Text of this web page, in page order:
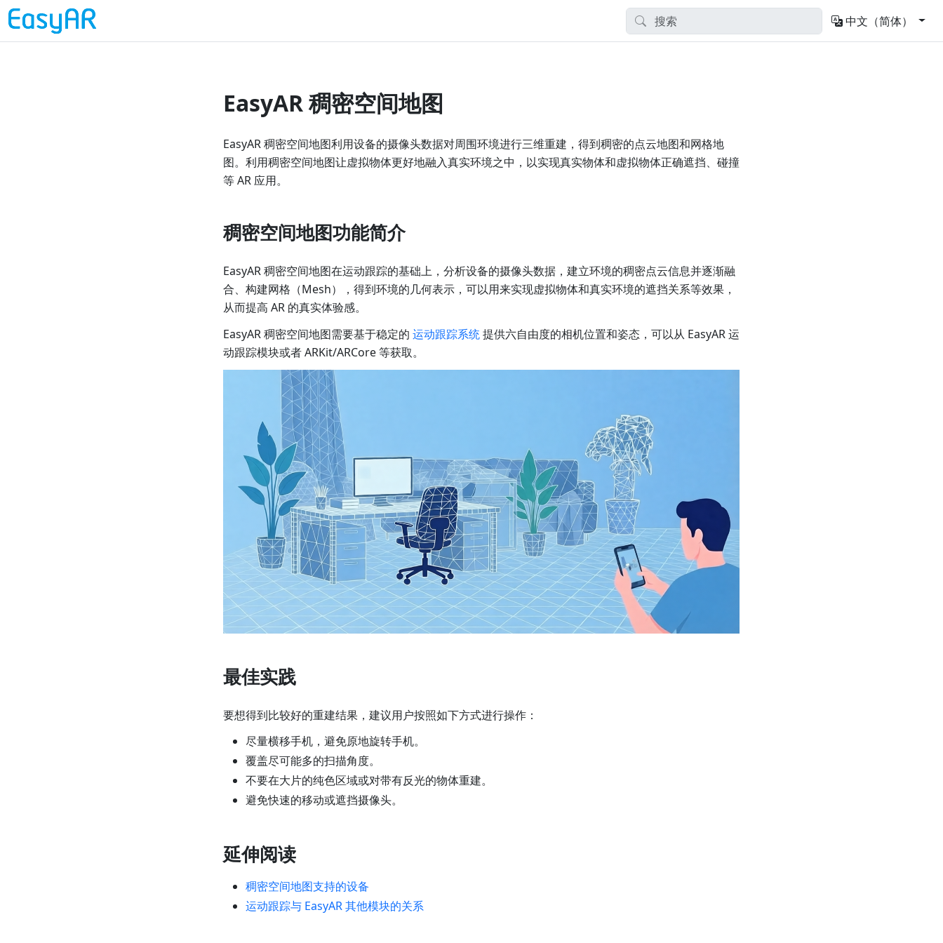
中文（简体）
EasyAR 稠密空间地图
EasyAR 稠密空间地图利用设备的摄像头数据对周围环境进行三维重建，得到稠密的点云地图和网格地
图。利用稠密空间地图让虚拟物体更好地融入真实环境之中，以实现真实物体和虚拟物体正确遮挡、碰撞
等 AR 应用。
稠密空间地图功能简介
EasyAR 稠密空间地图在运动跟踪的基础上，分析设备的摄像头数据，建立环境的稠密点云信息并逐渐融
合、构建网格（Mesh），得到环境的几何表示，可以用来实现虚拟物体和真实环境的遮挡关系等效果，
从而提高 AR 的真实体验感。
EasyAR 稠密空间地图需要基于稳定的 运动跟踪系统提供六自由度的相机位置和姿态，可以从 EasyAR 运
动跟踪模块或者 ARKit/ARCore 等获取。
最佳实践
要想得到比较好的重建结果，建议用户按照如下方式进行操作：
尽量横移手机，避免原地旋转手机。
覆盖尽可能多的扫描角度。
不要在大片的纯色区域或对带有反光的物体重建。
避免快速的移动或遮挡摄像头。
延伸阅读
稠密空间地图支持的设备
运动跟踪与 EasyAR 其他模块的关系